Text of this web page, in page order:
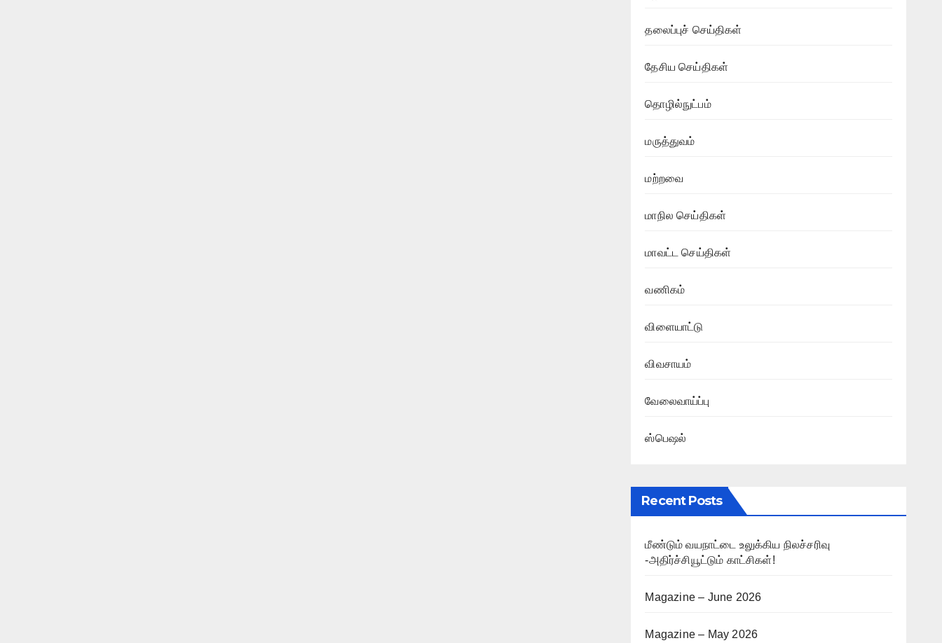
தலைப்புச் செய்திகள்
தேசிய செய்திகள்
தொழில்நுட்பம்
மருத்துவம்
மற்றவை
மாநில செய்திகள்
மாவட்ட செய்திகள்
வணிகம்
விளையாட்டு
விவசாயம்
வேலைவாய்ப்பு
ஸ்பெஷல்
Recent Posts
மீண்டும் வயநாட்டை உலுக்கிய நிலச்சரிவு
-அதிர்ச்சியூட்டும் காட்சிகள்!
Magazine – June 2026
Magazine – May 2026